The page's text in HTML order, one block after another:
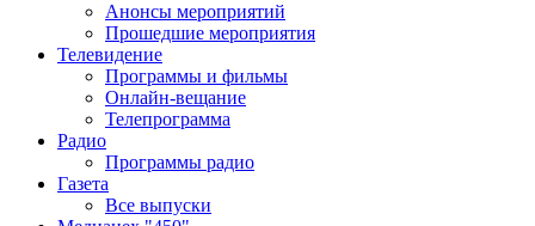
Анонсы мероприятий
Прошедшие мероприятия
Телевидение
Программы и фильмы
Онлайн-вещание
Телепрограмма
Радио
Программы радио
Газета
Все выпуски